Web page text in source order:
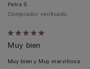
Calificación
de
5
Petra S
Comprador verificado
Muy bien
Muy bien y Muy marvillosa